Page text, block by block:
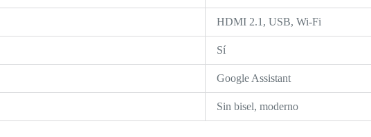
HDMI 2.1, USB, Wi-Fi
Sí
Google Assistant
Sin bisel, moderno